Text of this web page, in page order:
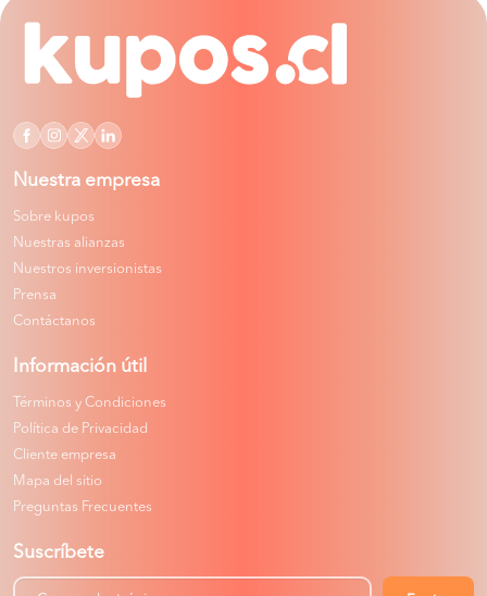
Nuestra empresa
Sobre kupos
Nuestras alianzas
Nuestros inversionistas
Prensa
Contáctanos
Información útil
Términos y Condiciones
Política de Privacidad
Cliente empresa
Mapa del sitio
Preguntas Frecuentes
Suscríbete